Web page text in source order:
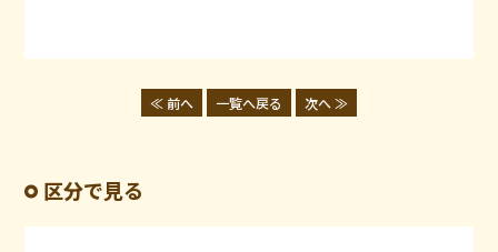
≪ 前へ 一覧へ戻る 次へ ≫
区分で見る